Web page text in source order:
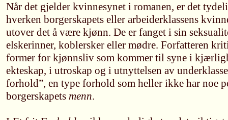
Når det gjelder kvinnesynet i romanen, er det
hverken borgerskapets eller arbeiderklassens
utover det å være kjønn. De er fanget i sin
elskerinner, koblersker eller mødre. Forfatteren
former for kjønnsliv som kommer til syne i
ekteskap, i utroskap og i utnyttelsen av
forhold”, en type forhold som heller ikke har noe
borgerskapets menn.